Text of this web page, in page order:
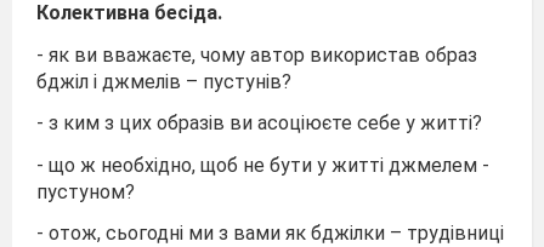
Колективна бесіда.
- як ви вважаєте, чому автор використав образ
бджіл і джмелів – пустунів?
- з ким з цих образів ви асоціюєте себе у житті?
- що ж необхідно, щоб не бути у житті джмелем -
пустуном?
- отож, сьогодні ми з вами як бджілки – трудівниці